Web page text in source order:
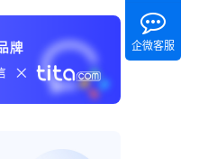
企微客服